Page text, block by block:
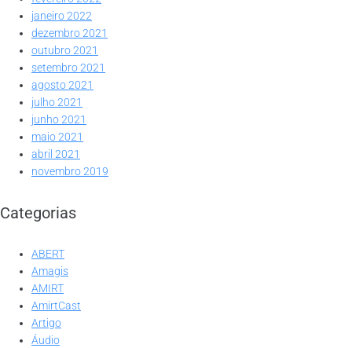
janeiro 2022
dezembro 2021
outubro 2021
setembro 2021
agosto 2021
julho 2021
junho 2021
maio 2021
abril 2021
novembro 2019
Categorias
ABERT
Amagis
AMIRT
AmirtCast
Artigo
Áudio